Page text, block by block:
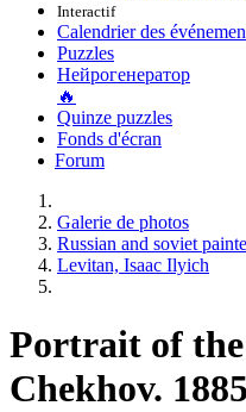
Interactif
Calendrier des
Puzzles
Нейрогенератор
🔥
Quinze puzzles
Fonds d'écran
Forum
Galerie de photos
Russian and soviet
Levitan, Isaac Ilyich
Portrait of
Chekhov.